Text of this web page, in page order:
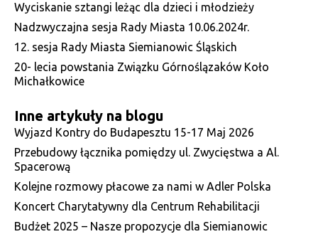
Wyciskanie sztangi leżąc dla dzieci i młodzieży
Nadzwyczajna sesja Rady Miasta 10.06.2024r.
12. sesja Rady Miasta Siemianowic Śląskich
20- lecia powstania Związku Górnoślązaków Koło
Michałkowice
Inne artykuły na blogu
Wyjazd Kontry do Budapesztu 15-17 Maj 2026
Przebudowy łącznika pomiędzy ul. Zwycięstwa a Al.
Spacerową
Kolejne rozmowy płacowe za nami w Adler Polska
Koncert Charytatywny dla Centrum Rehabilitacji
Budżet 2025 – Nasze propozycje dla Siemianowic